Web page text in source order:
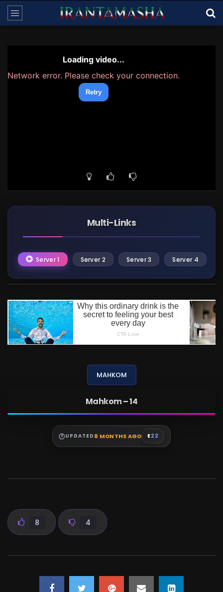
Multi-Links
Server 1 Server 2 Server 3 Server 4
MAHKOM
Mahkom – 14
UPDATED 8 MONTHS AGO E22
8 4